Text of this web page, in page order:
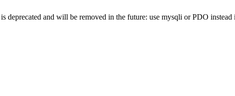
deprecated and will be removed in the future: use mysqli or PDO instead